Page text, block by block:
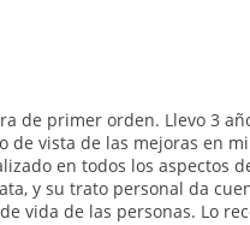
de primer orden. Llevo 3
de vista de las mejoras en
en todos los aspectos
y su trato personal da
vida de las personas. Lo